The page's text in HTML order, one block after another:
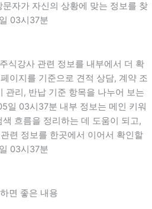
자가 자신의 상황에 맞는 정보를 찾
03시37분
식강사 관련 정보를 내부에서 더 확
이지를 기준으로 견적 상담, 계약 조
관리, 반납 기준 항목을 나누어 보는
일 03시37분 내부 정보는 메인 키워
흐름을 정리하는 데 도움이 되고,
련 정보를 한곳에서 이어서 확인할
03시37분
면 좋은 내용